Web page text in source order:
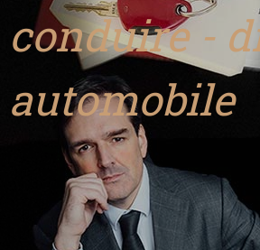
conduire -
automobile